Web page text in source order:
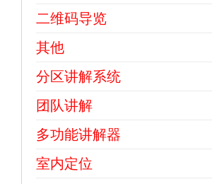
二维码导览
其他
分区讲解系统
团队讲解
多功能讲解器
室内定位